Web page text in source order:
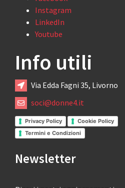
Instagram
LinkedIn
Youtube
Info utili
Via Edda Fagni 35, Livorno
soci@donne4.it
Privacy Policy
Cookie Policy
Termini e Condizioni
Newsletter